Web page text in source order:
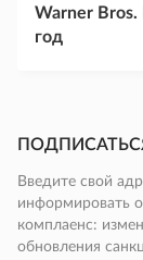
Warner
год
Введите свой
информировать
комплаенс:
обновления